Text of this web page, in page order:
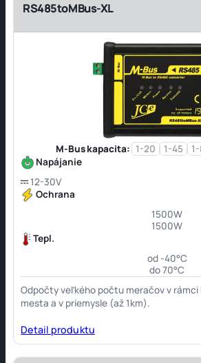
RS485toMBus-XL
M-Bus kapacita: 1-20 1-45
Napájanie
12-30V
Ochrana
1500W
1500W
Tepl.
od -40°C
do 70°C
Odpočty veľkého počtu meračov v rámci
mesta a v priemysle (až 1km).
Detail produktu